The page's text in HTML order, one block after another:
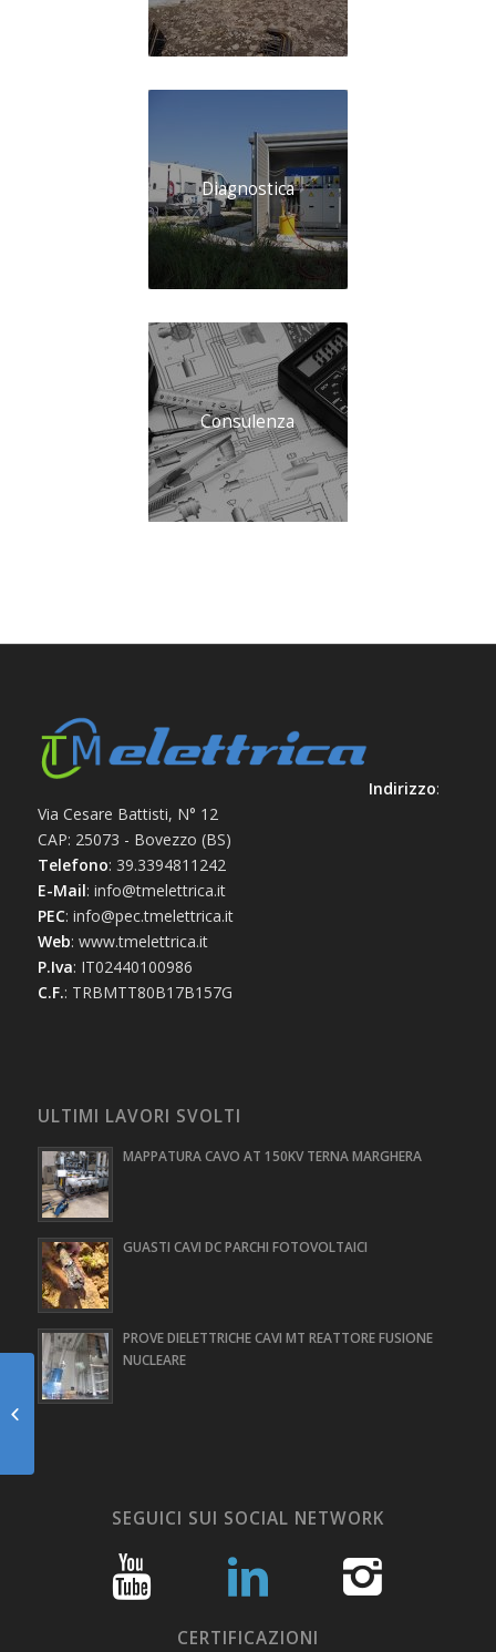
Diagnostica
Consulenza
Indirizzo:
Via Cesare Battisti, N° 12
CAP: 25073 - Bovezzo (BS)
Telefono: 39.3394811242
E-Mail: info@tmelettrica.it
PEC: info@pec.tmelettrica.it
Web: www.tmelettrica.it
P.Iva: IT02440100986
C.F.: TRBMTT80B17B157G
ULTIMI LAVORI SVOLTI
MAPPATURA CAVO AT 150KV TERNA MARGHERA
GUASTI CAVI DC PARCHI FOTOVOLTAICI
PROVE DIELETTRICHE CAVI MT REATTORE FUSIONE
NUCLEARE
SEGUICI SUI SOCIAL NETWORK
CERTIFICAZIONI
MAPPATURA CAVO